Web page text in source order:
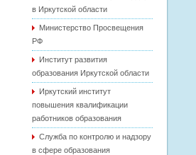
в Иркутской области
Министерство Просвещения
РФ
Институт развития
образования Иркутской области
Иркутский институт
повышения квалификации
работников образования
Служба по контролю и надзору
в сфере образования